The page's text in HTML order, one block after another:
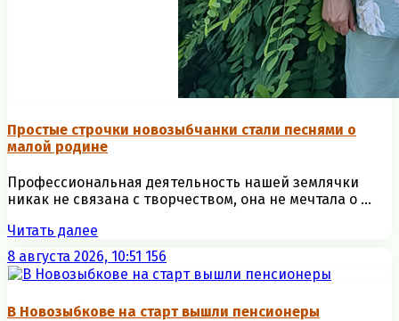
Простые строчки новозыбчанки стали песнями о
малой родине
Профессиональная деятельность нашей землячки
никак не связана с творчеством, она не мечтала о ...
Читать далее
8 августа 2026, 10:51 156
В Новозыбкове на старт вышли пенсионеры